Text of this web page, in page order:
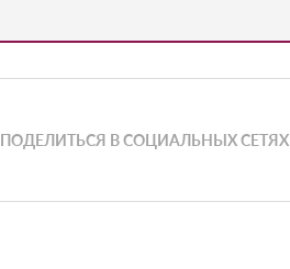
ПОДЕЛИТЬСЯ В СОЦИАЛЬНЫХ СЕТЯХ